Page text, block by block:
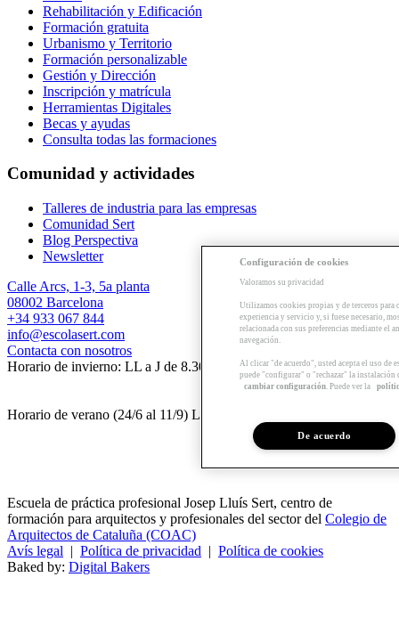
Rehabilitación y Edificación
Formación gratuita
Urbanismo y Territorio
Formación personalizable
Gestión y Dirección
Inscripción y matrícula
Herramientas Digitales
Becas y ayudas
Consulta todas las formaciones
Comunidad y actividades
Talleres de industria para las empresas
Comunidad Sert
Blog Perspectiva
Newsletter
Calle Arcs, 1-3, 5a planta
08002 Barcelona
+34 933 067 844
info@escolasert.com
Contacta con nosotros
Horario de invierno: LL a J de 8.30 a 16.30 h / V de 8.30 a 14 h.
Horario de verano (24/6 al 11/9) LL a V de 8.30 a 14 h.
Escuela de práctica profesional Josep Lluís Sert, centro de
formación para arquitectos y profesionales del sector del Colegio de
Arquitectos de Cataluña (COAC)
Avís legal | Política de privacidad | Política de cookies
Baked by: Digital Bakers
Configuración de cookies
Valoramos su privacidad
Utilizamos cookies propias y de terceros para
experiencia y servicio y, si fuese necesario,
relacionada con sus preferencias mediante el
navegación.
Al clicar "de acuerdo", usted acepta el uso de
puede "configurar" o "rechazar" la instalación
cambiar configuración . Puede ver la
De acuerdo